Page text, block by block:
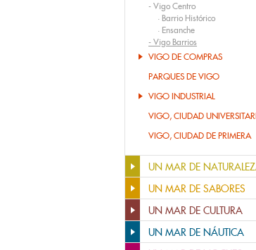
- Vigo Centro
· Barrio Histórico
· Ensanche
- Vigo Barrios
VIGO DE COMPRAS
PARQUES DE VIGO
VIGO INDUSTRIAL
VIGO, CIUDAD
VIGO, CIUDAD DE PRIMERA
UN MAR DE
UN MAR DE SABORES
UN MAR DE CULTURA
UN MAR DE NÁUTICA